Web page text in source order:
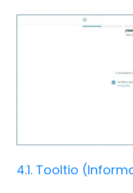
4.1. Tooltio